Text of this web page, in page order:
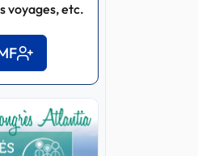
voyages, etc.